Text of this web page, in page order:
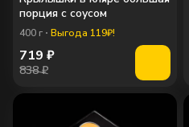
порция c соусом
400 г Выгода 119₽!
719 ₽
838 ₽